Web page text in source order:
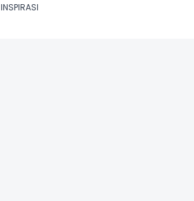
INSPIRASI